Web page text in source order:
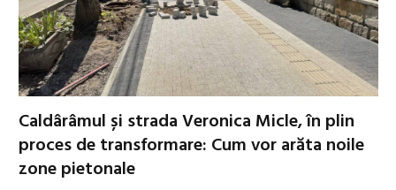
Caldârâmul și strada Veronica Micle, în plin
proces de transformare: Cum vor arăta noile
zone pietonale